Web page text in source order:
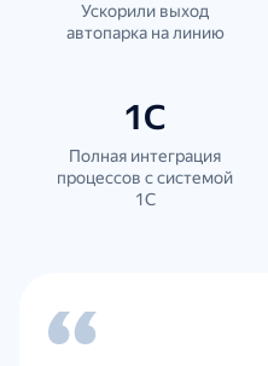
Ускорили выход
автопарка на линию
1С
Полная интеграция
процессов с системой
1С